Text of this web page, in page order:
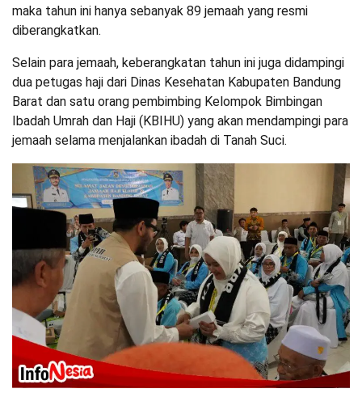
maka tahun ini hanya sebanyak 89 jemaah yang resmi
diberangkatkan.
Selain para jemaah, keberangkatan tahun ini juga didampingi
dua petugas haji dari Dinas Kesehatan Kabupaten Bandung
Barat dan satu orang pembimbing Kelompok Bimbingan
Ibadah Umrah dan Haji (KBIHU) yang akan mendampingi para
jemaah selama menjalankan ibadah di Tanah Suci.